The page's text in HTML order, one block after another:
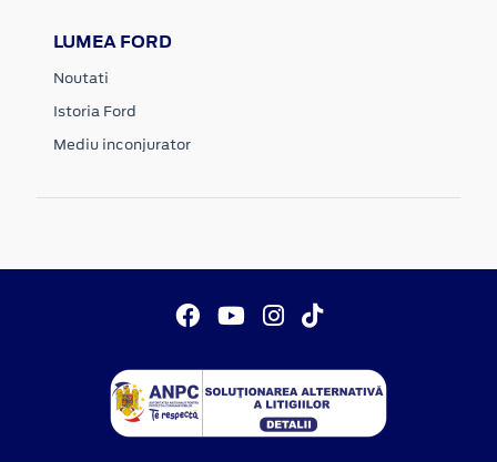
LUMEA FORD
Noutati
Istoria Ford
Mediu inconjurator